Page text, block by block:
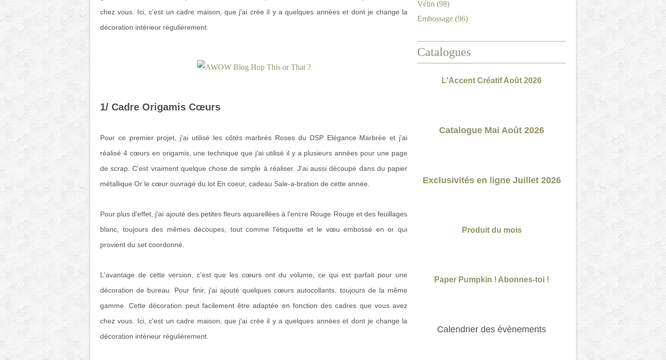
chez vous. Ici, c'est un cadre maison, que j'ai crée il y a quelques années et dont je change la
décoration intérieur régulièrement.
1/ Cadre Origamis Cœurs
Pour ce premier projet, j'ai utilisé les côtés marbrés Roses du DSP Elégance Marbrée et j'ai
réalisé 4 cœurs en origamis, une technique que j'ai utilisé il y a plusieurs années pour une page
de scrap. C'est vraiment quelque chose de simple à réaliser. J'ai aussi découpé dans du papier
métallique Or le cœur ouvragé du lot En coeur, cadeau Sale-a-bration de cette année.
Pour plus d'effet, j'ai ajouté des petites fleurs aquarellées à l'encre Rouge Rouge et des feuillages
blanc, toujours des mêmes découpes, tout comme l'étiquette et le vœu embossé en or qui
provient du set coordonné.
L'avantage de cette version, c'est que les cœurs ont du volume, ce qui est parfait pour une
décoration de bureau. Pour finir, j'ai ajouté quelques cœurs autocollants, toujours de la même
gamme. Cette décoration peut facilement être adaptée en fonction des cadres que vous avez
chez vous. Ici, c'est un cadre maison, que j'ai crée il y a quelques années et dont je change la
décoration intérieur régulièrement.
Vélin (98)
Embossage (96)
Catalogues
L'Accent Créatif Août 2026
Catalogue Mai Août 2026
Exclusivités en ligne Juillet 2026
Produit du mois
Paper Pumpkin ! Abonnes-toi !
Calendrier des évènements